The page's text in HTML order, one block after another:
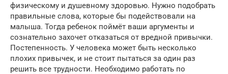
физическому и душевному здоровью. Нужно подобрать
правильные слова, которые бы подействовали на
малыша. Тогда ребенок поймёт ваши аргументы и
сознательно захочет отказаться от вредной привычки.
Постепенность. У человека может быть несколько
плохих привычек, и не стоит пытаться за один раз
решить все трудности. Необходимо работать по